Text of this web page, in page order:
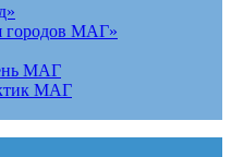
городов МАГ»
МАГ
МАГ